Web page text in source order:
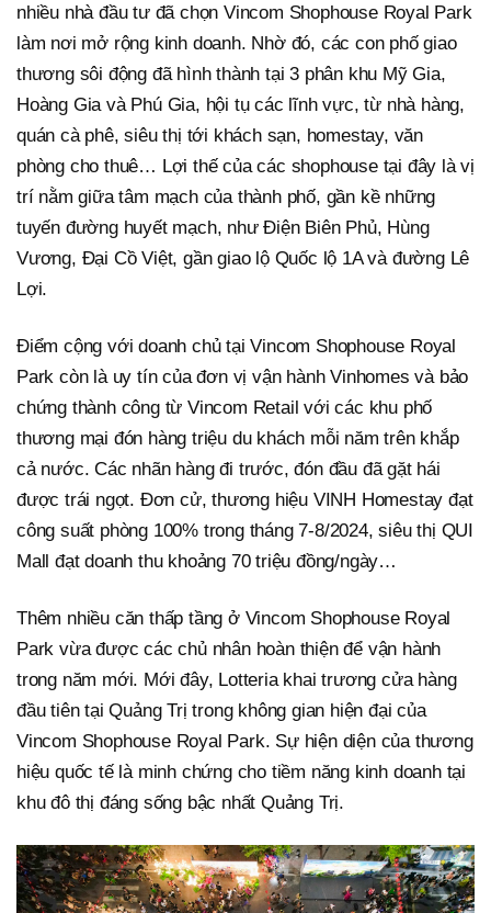
nhiều nhà đầu tư đã chọn Vincom Shophouse Royal Park
làm nơi mở rộng kinh doanh. Nhờ đó, các con phố giao
thương sôi động đã hình thành tại 3 phân khu Mỹ Gia,
Hoàng Gia và Phú Gia, hội tụ các lĩnh vực, từ nhà hàng,
quán cà phê, siêu thị tới khách sạn, homestay, văn
phòng cho thuê… Lợi thế của các shophouse tại đây là vị
trí nằm giữa tâm mạch của thành phố, gần kề những
tuyến đường huyết mạch, như Điện Biên Phủ, Hùng
Vương, Đại Cồ Việt, gần giao lộ Quốc lộ 1A và đường Lê
Lợi.
Điểm cộng với doanh chủ tại Vincom Shophouse Royal
Park còn là uy tín của đơn vị vận hành Vinhomes và bảo
chứng thành công từ Vincom Retail với các khu phố
thương mại đón hàng triệu du khách mỗi năm trên khắp
cả nước. Các nhãn hàng đi trước, đón đầu đã gặt hái
được trái ngọt. Đơn cử, thương hiệu VINH Homestay đạt
công suất phòng 100% trong tháng 7-8/2024, siêu thị QUI
Mall đạt doanh thu khoảng 70 triệu đồng/ngày…
Thêm nhiều căn thấp tầng ở Vincom Shophouse Royal
Park vừa được các chủ nhân hoàn thiện để vận hành
trong năm mới. Mới đây, Lotteria khai trương cửa hàng
đầu tiên tại Quảng Trị trong không gian hiện đại của
Vincom Shophouse Royal Park. Sự hiện diện của thương
hiệu quốc tế là minh chứng cho tiềm năng kinh doanh tại
khu đô thị đáng sống bậc nhất Quảng Trị.